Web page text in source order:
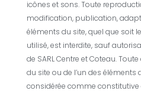
icônes et sons. Toute
modification, publication,
éléments du site, quel que soit
utilisé, est interdite, sauf
de SARL Centre et Coteau.
du site ou de l’un des éléments
considérée comme constitutive